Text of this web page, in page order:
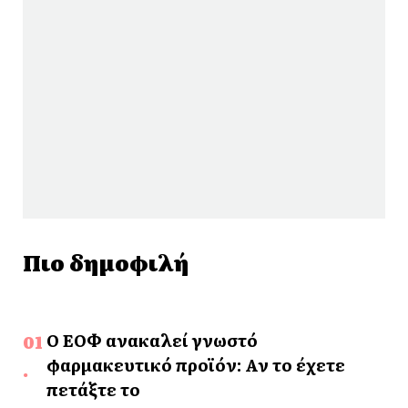
Πιο δημοφιλή
Ο ΕΟΦ ανακαλεί γνωστό
φαρμακευτικό προϊόν: Αν το έχετε
πετάξτε το